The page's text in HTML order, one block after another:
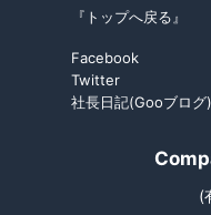
『トップへ戻る』
Facebook
Twitter
社長日記(Gooブログ)
(